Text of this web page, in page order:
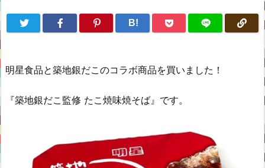
B!
明星食品と築地銀だこのコラボ商品を買いました！
『築地銀だこ監修 たこ焼味焼そば』です。